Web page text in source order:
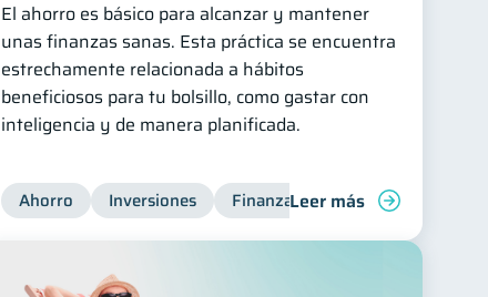
Manejo de deudas Finanzas familiares Control de deudas
El ahorro es básico para alcanzar y mantener
unas finanzas sanas. Esta práctica se encuentra
estrechamente relacionada a hábitos
beneficiosos para tu bolsillo, como gastar con
inteligencia y de manera planificada.
Ahorro Inversiones Finanzas para jóvenes
Leer más